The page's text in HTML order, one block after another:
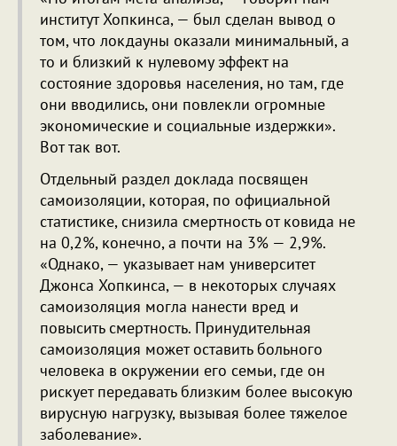
институт Хопкинса, — был сделан вывод о
том, что локдауны оказали минимальный, а
то и близкий к нулевому эффект на
состояние здоровья населения, но там, где
они вводились, они повлекли огромные
экономические и социальные издержки».
Вот так вот.
Отдельный раздел доклада посвящен
самоизоляции, которая, по официальной
статистике, снизила смертность от ковида не
на 0,2%, конечно, а почти на 3% — 2,9%.
«Однако, — указывает нам университет
Джонса Хопкинса, — в некоторых случаях
самоизоляция могла нанести вред и
повысить смертность. Принудительная
самоизоляция может оставить больного
человека в окружении его семьи, где он
рискует передавать близким более высокую
вирусную нагрузку, вызывая более тяжелое
заболевание».